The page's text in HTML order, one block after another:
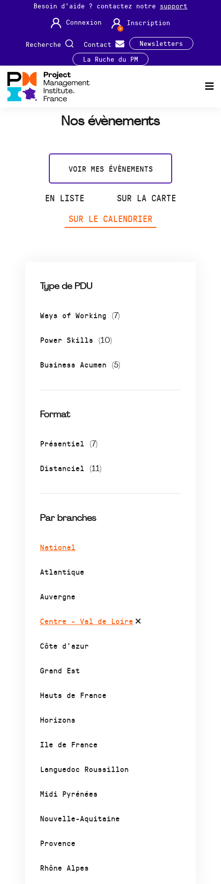
Besoin d'aide ? contactez notre support
Connexion
Inscription
Recherche Contact
Newsletters
La Ruche du PM
Nos évènements
VOIR MES ÉVÈNEMENTS
EN LISTE
SUR LA CARTE
SUR LE CALENDRIER
Type de PDU
Ways of Working (7)
Power Skills (10)
Business Acumen (5)
Format
Présentiel (7)
Distanciel (11)
Par branches
National
Atlantique
Auvergne
Centre - Val de Loire
Côte d’azur
Grand Est
Hauts de France
Horizons
Ile de France
Languedoc Roussillon
Midi Pyrénées
Nouvelle-Aquitaine
Provence
Rhône Alpes